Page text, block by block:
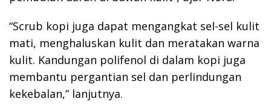
“Scrub kopi juga dapat mengangkat sel-sel kulit
mati, menghaluskan kulit dan meratakan warna
kulit. Kandungan polifenol di dalam kopi juga
membantu pergantian sel dan perlindungan
kekebalan,” lanjutnya.